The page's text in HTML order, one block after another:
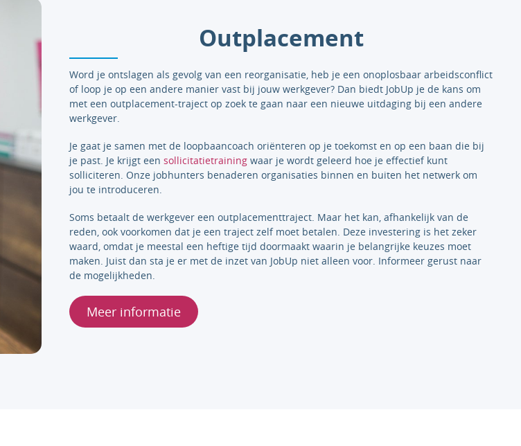
Outplacement
Word je ontslagen als gevolg van een reorganisatie, heb je een onoplosbaar arbeidsconflict
of loop je op een andere manier vast bij jouw werkgever? Dan biedt JobUp je de kans om
met een outplacement-traject op zoek te gaan naar een nieuwe uitdaging bij een andere
werkgever.
Je gaat je samen met de loopbaancoach oriënteren op je toekomst en op een baan die bij
je past. Je krijgt een sollicitatietraining waar je wordt geleerd hoe je effectief kunt
solliciteren. Onze jobhunters benaderen organisaties binnen en buiten het netwerk om
jou te introduceren.
Soms betaalt de werkgever een outplacementtraject. Maar het kan, afhankelijk van de
reden, ook voorkomen dat je een traject zelf moet betalen. Deze investering is het zeker
waard, omdat je meestal een heftige tijd doormaakt waarin je belangrijke keuzes moet
maken. Juist dan sta je er met de inzet van JobUp niet alleen voor. Informeer gerust naar
de mogelijkheden.
Meer informatie